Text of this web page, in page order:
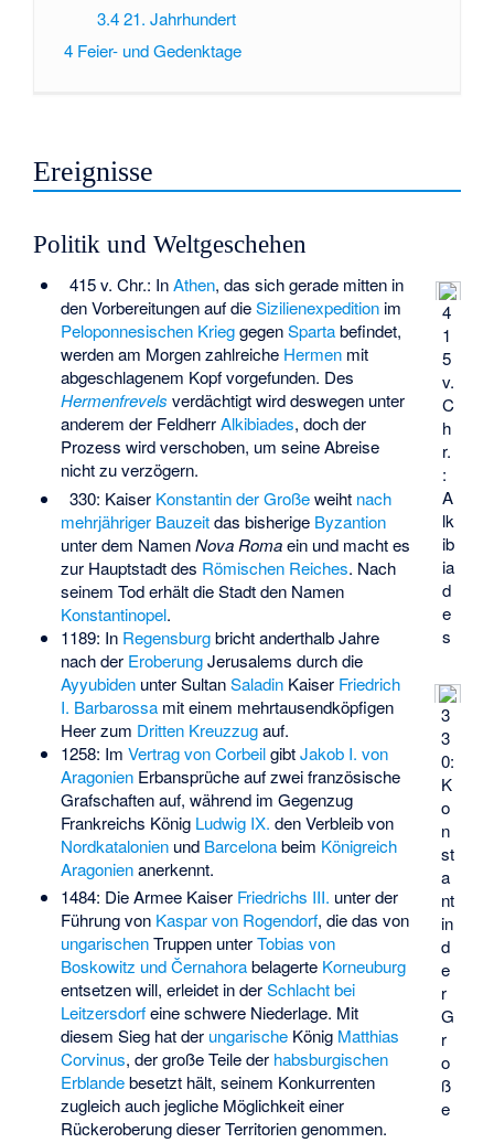
3.4 21. Jahrhundert
4 Feier- und Gedenktage
Ereignisse
Politik und Weltgeschehen
4
1
5
v.
C
h
r.
:
A
lk
ib
ia
d
e
s
415 v. Chr.: InAthen, das sich gerade mitten in
den Vorbereitungen auf dieSizilienexpeditionim
Peloponnesischen KrieggegenSpartabefindet,
werden am Morgen zahlreiche Hermenmit
abgeschlagenem Kopf vorgefunden. Des
Hermenfrevels verdächtigt wird deswegen unter
anderem der FeldherrAlkibiades, doch der
Prozess wird verschoben, um seine Abreise
nicht zu verzögern.
3
3
0:
K
o
n
st
a
nt
in
d
e
r
G
r
o
ß
e
330: Kaiser Konstantin der Großeweiht nach
mehrjähriger Bauzeitdas bisherige Byzantion
unter dem NamenNova Romaein und macht es
zur Hauptstadt des Römischen Reiches. Nach
seinem Tod erhält die Stadt den Namen
Konstantinopel.
1189: In Regensburgbricht anderthalb Jahre
nach der EroberungJerusalems durch die
Ayyubidenunter SultanSaladinKaiser Friedrich
I. Barbarossamit einem mehrtausendköpfigen
Heer zum Dritten Kreuzzugauf.
1258: Im Vertrag von CorbeilgibtJakob I. von
AragonienErbansprüche auf zwei französische
Grafschaften auf, während im Gegenzug
Frankreichs König Ludwig IX. den Verbleib von
Nordkatalonienund Barcelonabeim Königreich
Aragonienanerkennt.
1484: Die Armee Kaiser Friedrichs III. unter der
Führung von Kaspar von Rogendorf, die das von
ungarischenTruppen unterTobias von
Boskowitz und Černahorabelagerte Korneuburg
entsetzen will, erleidet in derSchlacht bei
Leitzersdorfeine schwere Niederlage. Mit
diesem Sieg hat der ungarischeKönig Matthias
Corvinus, der große Teile der habsburgischen
Erblandebesetzt hält, seinem Konkurrenten
zugleich auch jegliche Möglichkeit einer
Rückeroberung dieser Territorien genommen.